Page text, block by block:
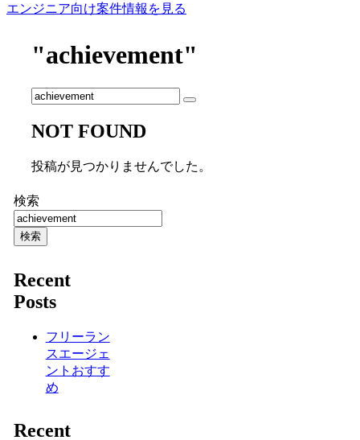
エンジニア向け案件情報を見る
"achievement"
NOT FOUND
投稿が見つかりませんでした。
検索
検索
Recent
Posts
フリーラン
スエージェ
ントおすす
め
Recent